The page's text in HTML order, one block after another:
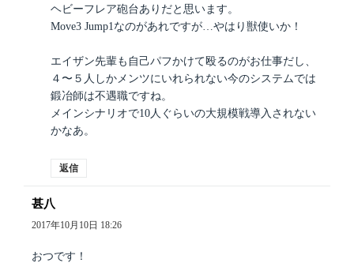
ヘビーフレア砲台ありだと思います。
Move3 Jump1なのがあれですが…やはり獣使いか！
エイザン先輩も自己パフかけて殴るのがお仕事だし、
４〜５人しかメンツにいれられない今のシステムでは
鍛冶師は不遇職ですね。
メインシナリオで10人ぐらいの大規模戦導入されない
かなあ。
返信
甚八
り:
2017年10月10日 18:26
おつです！